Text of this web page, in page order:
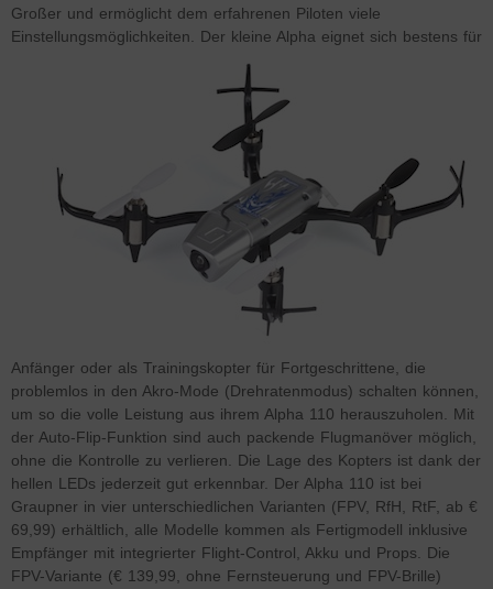
Großer und ermöglicht dem erfahrenen Piloten viele
Einstellungsmöglichkeiten. Der kleine Alpha eignet sich bestens für
Anfänger oder als Trainingskopter für Fortgeschrittene, die
problemlos in den Akro-Mode (Drehratenmodus) schalten können,
um so die volle Leistung aus ihrem Alpha 110 herauszuholen. Mit
der Auto-Flip-Funktion sind auch packende Flugmanöver möglich,
ohne die Kontrolle zu verlieren. Die Lage des Kopters ist dank der
hellen LEDs jederzeit gut erkennbar. Der Alpha 110 ist bei
Graupner in vier unterschiedlichen Varianten (FPV, RfH, RtF, ab €
69,99) erhältlich, alle Modelle kommen als Fertigmodell inklusive
Empfänger mit integrierter Flight-Control, Akku und Props. Die
FPV-Variante (€ 139,99, ohne Fernsteuerung und FPV-Brille)